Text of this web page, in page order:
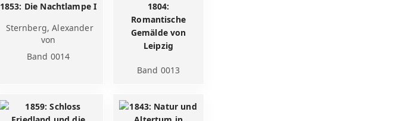
1853: Die Nachtlampe I
Sternberg, Alexander
von
Band 0014
1804:
Romantische
Gemälde von
Leipzig
Band 0013